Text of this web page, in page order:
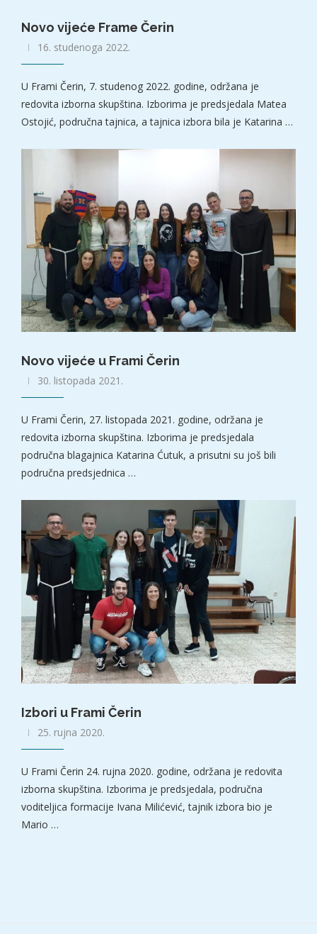
Novo vijeće Frame Čerin
16. studenoga 2022.
U Frami Čerin, 7. studenog 2022. godine, održana je
redovita izborna skupština. Izborima je predsjedala Matea
Ostojić, područna tajnica, a tajnica izbora bila je Katarina …
Novo vijeće u Frami Čerin
30. listopada 2021.
U Frami Čerin, 27. listopada 2021. godine, održana je
redovita izborna skupština. Izborima je predsjedala
područna blagajnica Katarina Ćutuk, a prisutni su još bili
područna predsjednica …
Izbori u Frami Čerin
25. rujna 2020.
U Frami Čerin 24. rujna 2020. godine, održana je redovita
izborna skupština. Izborima je predsjedala, područna
voditeljica formacije Ivana Milićević, tajnik izbora bio je
Mario …